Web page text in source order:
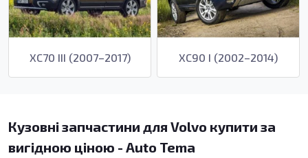
XC70 III (2007–2017) XC90 I (2002–2014)
Кузовні запчастини для Volvo купити за
вигідною ціною - Auto Tema